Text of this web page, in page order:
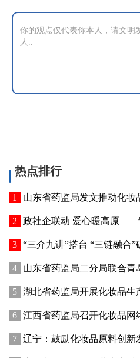
热点排行
山东省药监局发文推动化妆
政社企联动 爱心暖高原——青海省药监局联合中
“三介九讲”搭台 “三链融合”破局 “三项举措”护航
山东省药监局二分局联合青岛高新区管委开
湖北省药监局开展化妆品生产企业质量
江西省药监局召开化妆品网
辽宁：鼓励化妆品原料创新